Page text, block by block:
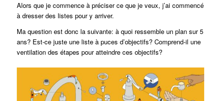
Alors que je commence à préciser ce que je veux, j’ai commencé
à dresser des listes pour y arriver.
Ma question est donc la suivante: à quoi ressemble un plan sur 5
ans? Est-ce juste une liste à puces d’objectifs? Comprend-il une
ventilation des étapes pour atteindre ces objectifs?